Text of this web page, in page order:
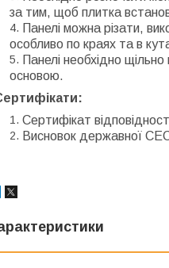
за тим, щоб плитка
Панелі можна різати,
особливо по краях та в
Панелі необхідно
основою.
Сертифікат
Висновок державної